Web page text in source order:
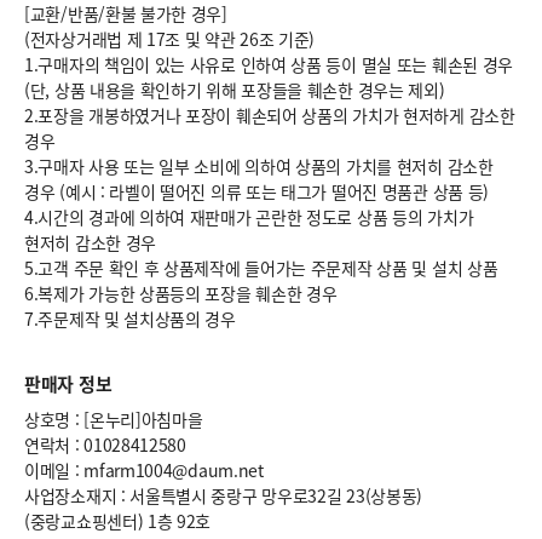
[교환/반품/환불 불가한 경우]
(전자상거래법 제 17조 및 약관 26조 기준)
1.구매자의 책임이 있는 사유로 인하여 상품 등이 멸실 또는 훼손된 경우
(단, 상품 내용을 확인하기 위해 포장들을 훼손한 경우는 제외)
2.포장을 개봉하였거나 포장이 훼손되어 상품의 가치가 현저하게 감소한
경우
3.구매자 사용 또는 일부 소비에 의하여 상품의 가치를 현저히 감소한
경우 (예시 : 라벨이 떨어진 의류 또는 태그가 떨어진 명품관 상품 등)
4.시간의 경과에 의하여 재판매가 곤란한 정도로 상품 등의 가치가
현저히 감소한 경우
5.고객 주문 확인 후 상품제작에 들어가는 주문제작 상품 및 설치 상품
6.복제가 가능한 상품등의 포장을 훼손한 경우
7.주문제작 및 설치상품의 경우
판매자 정보
상호명 : [온누리]아침마을
연락처 : 01028412580
이메일 : mfarm1004@daum.net
사업장소재지 : 서울특별시 중랑구 망우로32길 23(상봉동)
(중랑교쇼핑센터) 1층 92호